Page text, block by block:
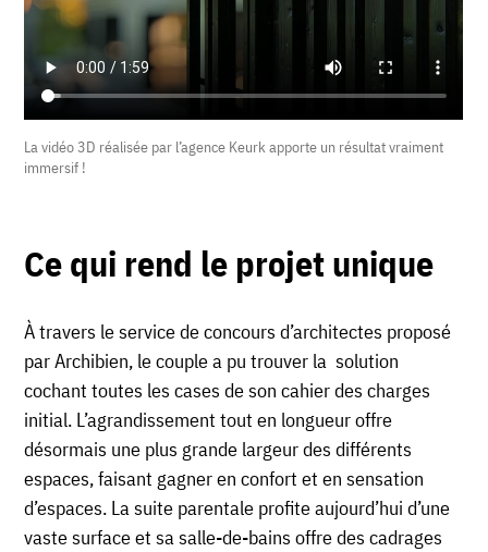
La vidéo 3D réalisée par l’agence Keurk apporte un résultat vraiment
immersif !
Ce qui rend le projet unique
À travers le service de concours d’architectes proposé
par Archibien, le couple a pu trouver la solution
cochant toutes les cases de son cahier des charges
initial. L’agrandissement tout en longueur offre
désormais une plus grande largeur des différents
espaces, faisant gagner en confort et en sensation
d’espaces. La suite parentale profite aujourd’hui d’une
vaste surface et sa salle-de-bains offre des cadrages